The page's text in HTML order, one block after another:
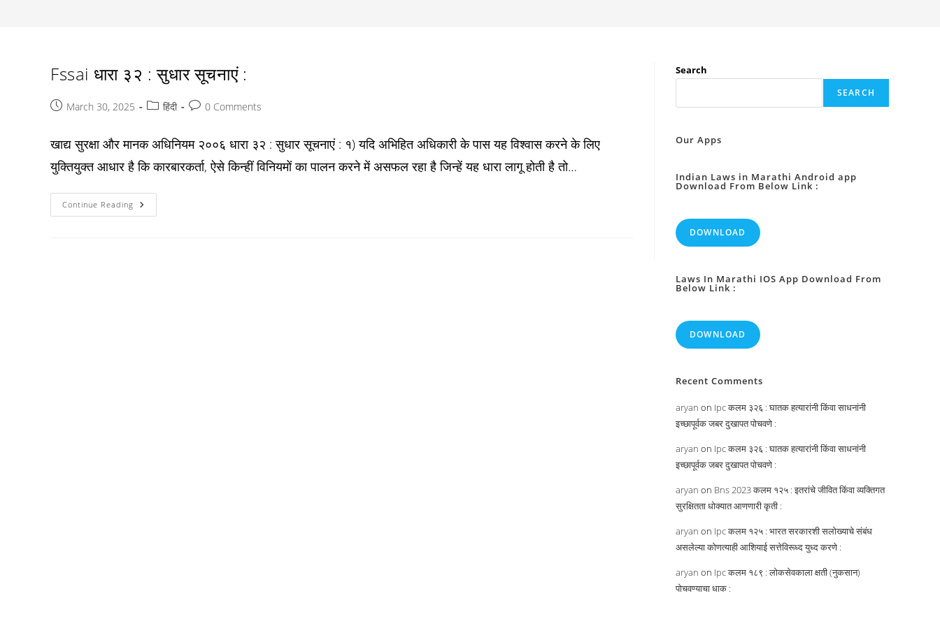
Fssai धारा ३२ : सुधार सूचनाएं :
PostMarch 30, 2025
Postहिंदी
Post0 Comments
खाद्य सुरक्षा और मानक अधिनियम २००६ धारा ३२ : सुधार सूचनाएं : १) यदि अभिहित अधिकारी के पास यह विश्वास करने के लिए
युक्तियुक्त आधार है कि कारबारकर्ता, ऐसे किन्हीं विनियमों का पालन करने में असफल रहा है जिन्हें यह धारा लागू होती है तो…
Continue Reading Fssai
धारा
Search
SEARCH
Our Apps
Indian Laws in Marathi Android app
Download From Below Link :
DOWNLOAD
Laws In Marathi IOS App Download From
Below Link :
DOWNLOAD
Recent Comments
aryan on Ipc कलम ३२६ : घातक हत्यारांनी किंवा साधनांनी
इच्छापूर्वक जबर दुखापत पोचवणे :
aryan on Ipc कलम ३२६ : घातक हत्यारांनी किंवा साधनांनी
इच्छापूर्वक जबर दुखापत पोचवणे :
aryan on Bns 2023 कलम १२५ : इतरांचे जीवित किंवा व्यक्तिगत
सुरक्षितता धोक्यात आणणारी कृती :
aryan on Ipc कलम १२५ : भारत सरकारशी सलोख्याचे संबंध
असलेल्या कोणत्याही आशियाई सत्तेविरूध्द युध्द करणे :
aryan on Ipc कलम १८९ : लोकसेवकाला क्षती (नुकसान)
पोचवण्याचा धाक :